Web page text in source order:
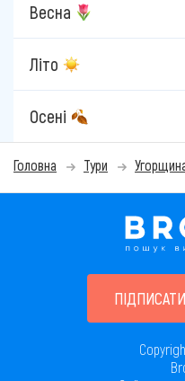
Весна
Літо
Осені
Головна Тури